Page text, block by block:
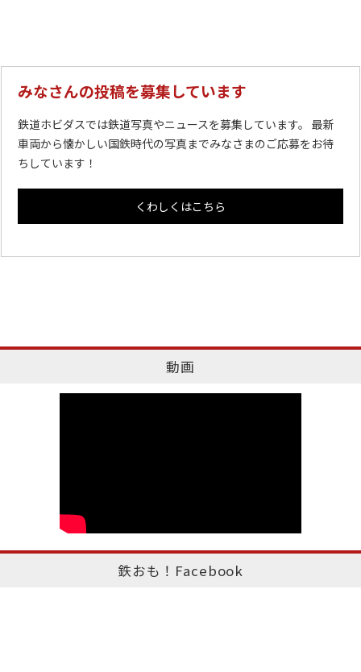
みなさんの投稿を募集しています
鉄道ホビダスでは鉄道写真やニュースを募集しています。 最新
車両から懐かしい国鉄時代の写真までみなさまのご応募をお待
ちしています！
くわしくはこちら
動画
鉄おも！Facebook